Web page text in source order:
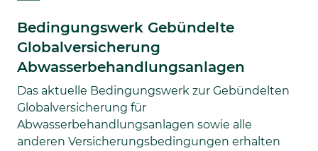
Bedingungswerk Gebündelte
Globalversicherung
Abwasserbehandlungsanlagen
Das aktuelle Bedingungswerk zur Gebündelten
Globalversicherung für
Abwasserbehandlungsanlagen sowie alle
anderen Versicherungsbedingungen erhalten